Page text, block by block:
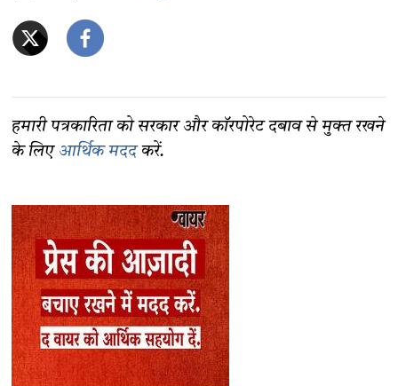
हमारी पत्रकारिता को सरकार और कॉरपोरेट दबाव से मुक्त रखने
के लिए आर्थिक मददकरें.